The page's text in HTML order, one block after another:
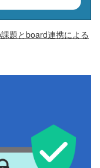
題とboard連携による